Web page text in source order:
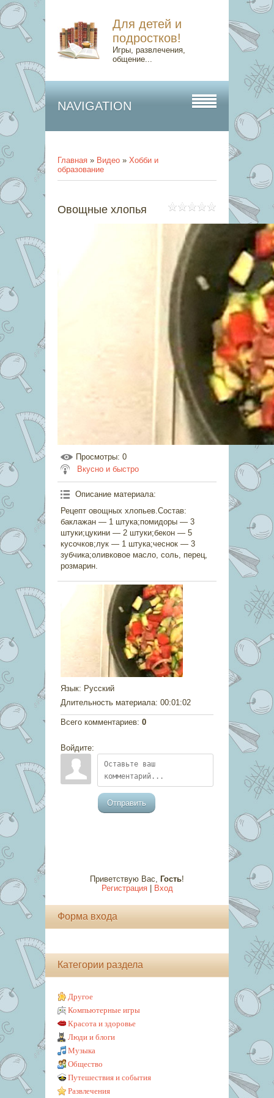
Для детей и
подростков!
Игры, развлечения,
общение...
NAVIGATION
Главная » Видео » Хобби и
образование
Овощные хлопья
Просмотры: 0
Вкусно и быстро
Описание материала:
Рецепт овощных хлопьев.Состав:
баклажан — 1 штука;помидоры — 3
штуки;цукини — 2 штуки;бекон — 5
кусочков;лук — 1 штука;чеснок — 3
зубчика;оливковое масло, соль, перец,
розмарин.
Язык: Русский
Длительность материала: 00:01:02
Всего комментариев: 0
Войдите:
Отправить
Приветствую Вас Гость!
Регистрация| Вход
Форма входа
Категории раздела
Другое
Компьютерные игры
Красота и здоровье
Люди и блоги
Музыка
Общество
Путешествия и события
Развлечения